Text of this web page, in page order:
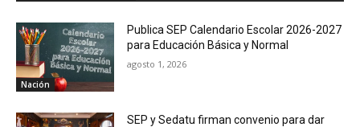
Nación
Publica SEP Calendario Escolar 2026-2027
para Educación Básica y Normal
agosto 1, 2026
SEP y Sedatu firman convenio para dar